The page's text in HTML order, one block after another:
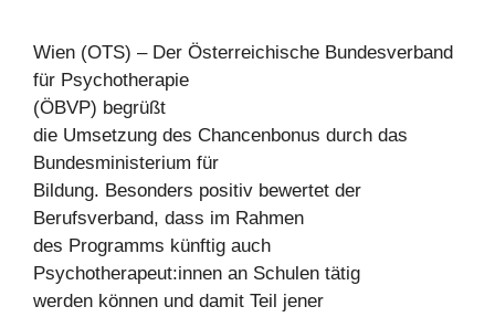
Wien (OTS) – Der Österreichische Bundesverband
für Psychotherapie
(ÖBVP) begrüßt
die Umsetzung des Chancenbonus durch das
Bundesministerium für
Bildung. Besonders positiv bewertet der
Berufsverband, dass im Rahmen
des Programms künftig auch
Psychotherapeut:innen an Schulen tätig
werden können und damit Teil jener